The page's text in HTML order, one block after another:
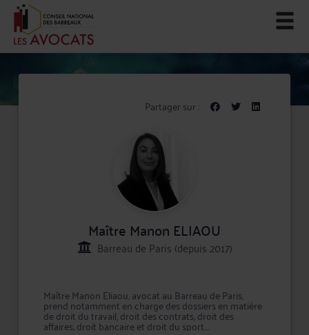
Partager sur :
Maître Manon ELIAOU
Barreau de Paris (depuis 2017)
Maître Manon Eliaou, avocat au Barreau de Paris,
prend notamment en charge des dossiers en matière
de droit du travail, droit des contrats, droit des
affaires, droit bancaire et droit du sport.